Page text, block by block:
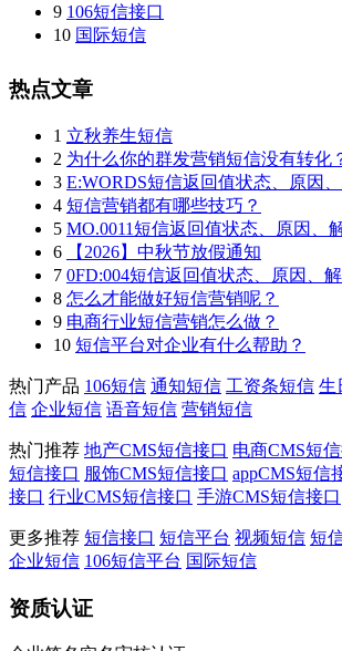
9 106短信接口
10 国际短信
热点文章
1 立秋养生短信
2 为什么你的群发营销短信没有转化
3 E:WORDS短信返回值状态、原因
4 短信营销都有哪些技巧？
5 MO.0011短信返回值状态、原因、
6
【2026】中秋节放假通知
7 0FD:004短信返回值状态、原因、
8 怎么才能做好短信营销呢？
9 电商行业短信营销怎么做？
10 短信平台对企业有什么帮助？
热门产品 106短信 通知短信 工资条短信 生
信 企业短信 语音短信 营销短信
热门推荐 地产CMS短信接口 电商CMS短
短信接口 服饰CMS短信接口 appCMS短信
接口 行业CMS短信接口 手游CMS短信接口
更多推荐 短信接口 短信平台 视频短信 短
企业短信 106短信平台 国际短信
资质认证